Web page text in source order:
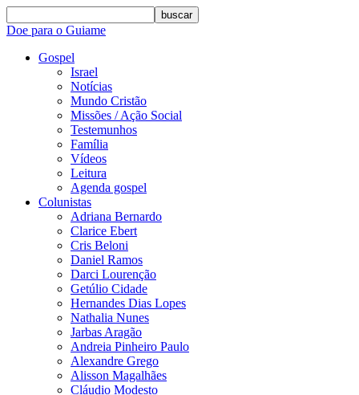
buscar
Doe para o Guiame
Gospel
Israel
Notícias
Mundo Cristão
Missões / Ação Social
Testemunhos
Família
Vídeos
Leitura
Agenda gospel
Colunistas
Adriana Bernardo
Clarice Ebert
Cris Beloni
Daniel Ramos
Darci Lourenção
Getúlio Cidade
Hernandes Dias Lopes
Nathalia Nunes
Jarbas Aragão
Andreia Pinheiro Paulo
Alexandre Grego
Alisson Magalhães
Cláudio Modesto